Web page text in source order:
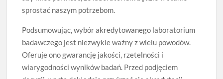
sprostać naszym potrzebom.
Podsumowując, wybór akredytowanego laboratorium
badawczego jest niezwykle ważny z wielu powodów.
Oferuje ono gwarancję jakości, rzetelności i
wiarygodności wyników badań. Przed podjęciem